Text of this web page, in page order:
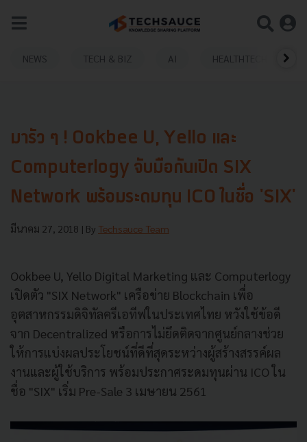
NEWS TECH & BIZ AI HEALTHTECH
มารัว ๆ ! Ookbee U, Yello และ
Computerlogy จับมือกันเปิด SIX
Network พร้อมระดมทุน ICO ในชื่อ 'SIX'
มีนาคม 27, 2018 | By Techsauce Team
Ookbee U, Yello Digital Marketing และ Computerlogy
เปิดตัว "SIX Network" เครือข่าย Blockchain เพื่อ
อุตสาหกรรมดิจิทัลครีเอทีฟในประเทศไทย หวังใช้ข้อดี
จาก Decentralized หรือการไม่ยึดติดจากศูนย์กลางช่วย
ให้การแบ่งผลประโยชน์ที่ดีที่สุดระหว่างผู้สร้างสรรค์ผล
งานและผู้ใช้บริการ พร้อมประกาศระดมทุนผ่าน ICO ใน
ชื่อ "SIX" เริ่ม Pre-Sale 3 เมษายน 2561